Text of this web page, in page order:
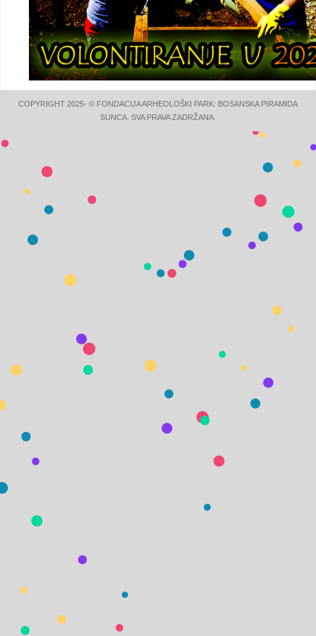
COPYRIGHT 2025- © FONDACIJA ARHEOLOŠKI PARK: BOSANSKA PIRAMIDA
SUNCA. SVA PRAVA ZADRŽANA.